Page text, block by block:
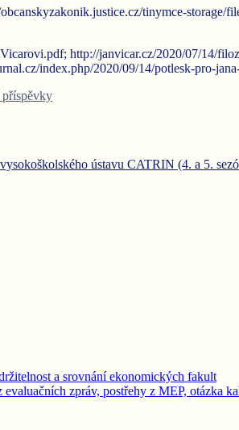
tinymce-
http://janvicar.cz/2020/07/14/
index.php/2020/09/14/potlesk-pro-
příspěvky
ústavu CATRIN (4. a 5.
a srovnání ekonomických fakult
zpráv, postřehy z MEP, otázka